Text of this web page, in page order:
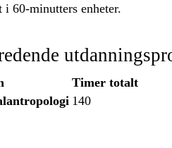
60-minutters enheter.
Timer totalt
140